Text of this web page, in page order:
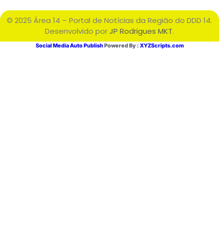
© 2025 Área 14 – Portal de Notícias da Região do DDD 14.
Desenvolvido porJP Rodrigues MKT.
Social Media Auto PublishPowered By : XYZScripts.com